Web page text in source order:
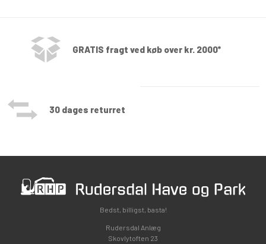
GRATIS fragt ved køb over kr. 2000*
30 dages returret
Bedst, billigst, basta!
Rudersdal Anlæg
Skovlytoften 23